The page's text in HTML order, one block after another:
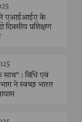
ने एआईआईए के
दिवसीय प्रशिक्षण
: विधि एवं
ने स्वच्छ भारत